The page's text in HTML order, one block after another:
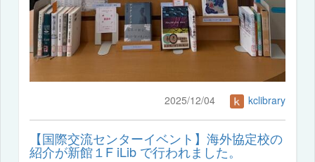
2025/12/04 kclibrary
【国際交流センターイベント】海外協定校の
紹介が新館１F iLib で行われました。